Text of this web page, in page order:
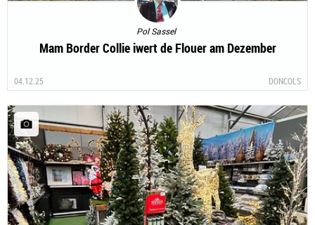
Pol Sassel
Mam Border Collie iwert de Flouer am Dezember
04.12.25 DONCOLS